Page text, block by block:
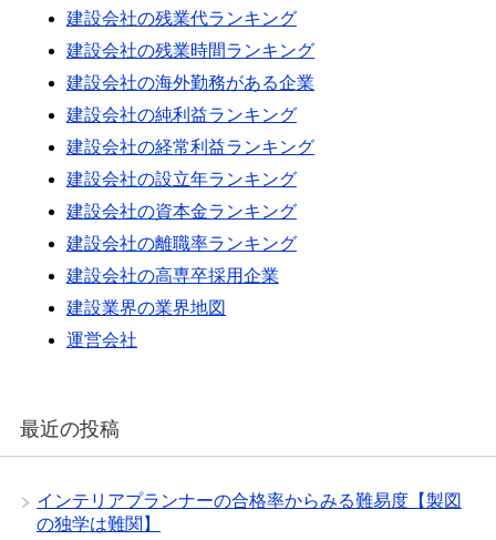
建設会社の残業代ランキング
建設会社の残業時間ランキング
建設会社の海外勤務がある企業
建設会社の純利益ランキング
建設会社の経常利益ランキング
建設会社の設立年ランキング
建設会社の資本金ランキング
建設会社の離職率ランキング
建設会社の高専卒採用企業
建設業界の業界地図
運営会社
最近の投稿
インテリアプランナーの合格率からみる難易度【製図
の独学は難関】